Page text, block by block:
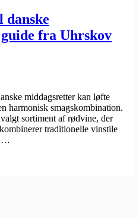
danske
fra Uhrskov
middagsretter kan løfte
harmonisk smagskombination.
sortiment af rødvine, der
traditionelle vinstile